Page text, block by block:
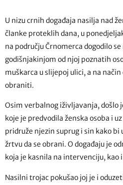
U nizu crnih događaja nasilja nad
članke proteklih dana, u
na području Črnomerca dogodilo
godišnjakinjom od njoj poznatih
muškarca u slijepoj ulici, a na
obraniti.
Osim verbalnog iživljavanja, došlo
koje je predvodila ženska osoba i
pridruže njezin suprug i sin kako
žrtvu da se obrani. O događaju je
koja je kasnila na intervenciju, kao
Nasilni trojac pokušao joj je i